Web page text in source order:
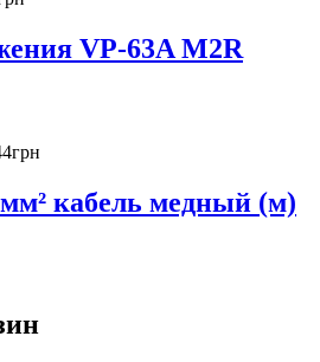
VP-63A M2R
грн
кабель медный (м)